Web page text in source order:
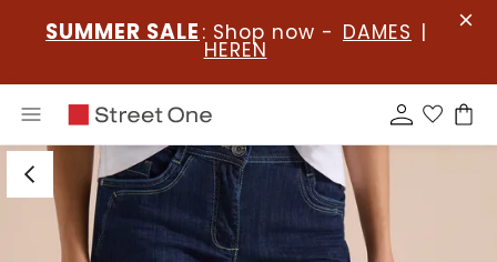
SUMMER SALE : Shop now - DAMES |
HEREN